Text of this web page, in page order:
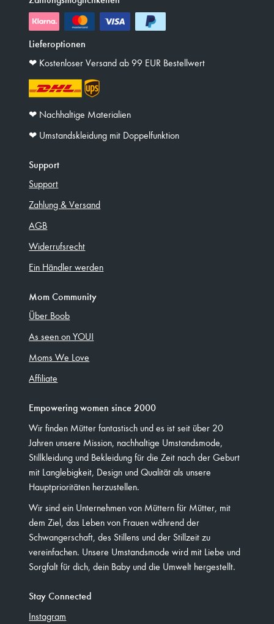
Lieferoptionen
❤︎ Kostenloser Versand ab 99 EUR Bestellwert
❤︎ Nachhaltige Materialien
❤︎ Umstandskleidung mit Doppelfunktion
Support
Support
Zahlung & Versand
AGB
Widerrufsrecht
Ein Händler werden
Mom Community
Über Boob
As seen on YOU!
Moms We Love
Affiliate
Empowering women since 2000
Wir finden Mütter fantastisch und es ist seit über 20
Jahren unsere Mission, nachhaltige Umstandsmode,
Stillkleidung und Bekleidung für die Zeit nach der Geburt
mit Langlebigkeit, Design und Qualität als unsere
Hauptprioritäten herzustellen.
Wir sind ein Unternehmen von Müttern für Mütter, mit
dem Ziel, das Leben von Frauen während der
Schwangerschaft, des Stillens und der Stillzeit zu
vereinfachen. Unsere Umstandsmode wird mit Liebe und
Sorgfalt für dich, dein Baby und die Umwelt hergestellt.
Stay Connected
Instagram